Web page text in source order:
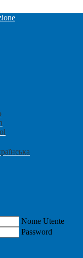
Nome Utente
Password